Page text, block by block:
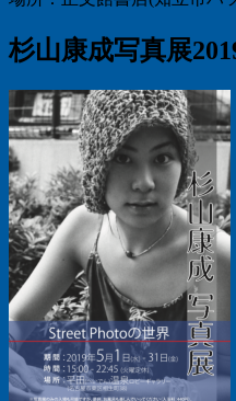
杉山康成写真展